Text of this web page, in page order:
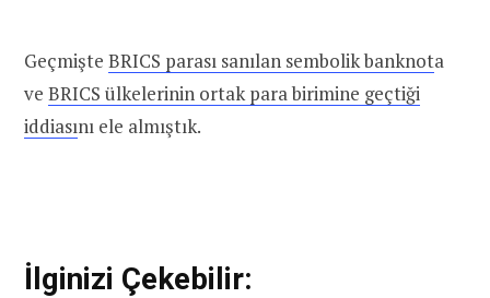
Geçmişte BRICS parası sanılan sembolik banknota
ve BRICS ülkelerinin ortak para birimine geçtiği
iddiasını ele almıştık.
İlginizi Çekebilir: